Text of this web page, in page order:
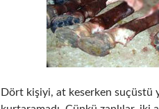
Dört kişiyi, at keserken suçüstü